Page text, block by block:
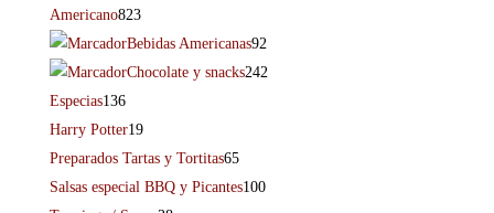
Americano823
Bebidas Americanas92
Chocolate y snacks242
Especias136
Harry Potter19
Preparados Tartas y Tortitas65
Salsas especial BBQ y Picantes100